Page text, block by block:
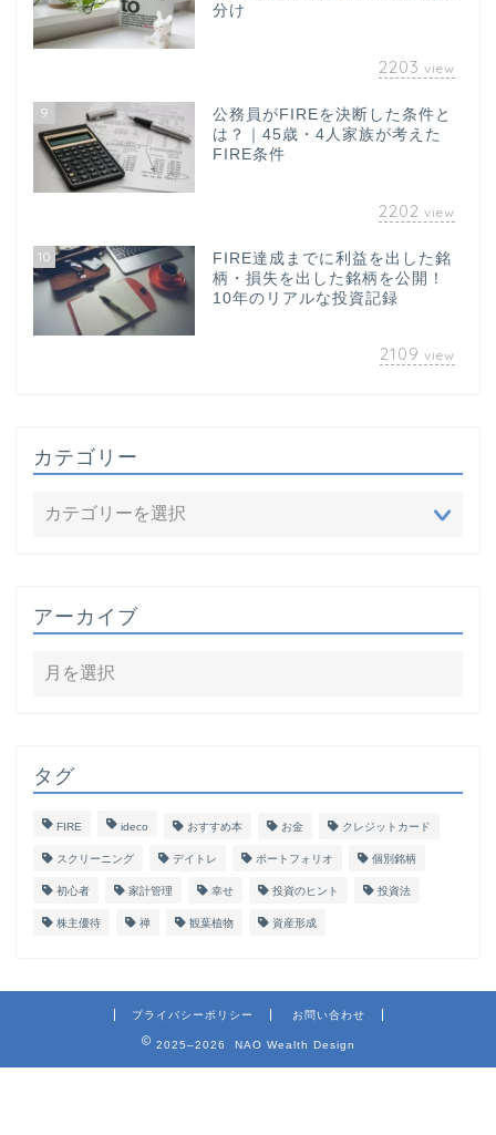
分け
2203 view
9
公務員がFIREを決断した条件と
は？｜45歳・4人家族が考えた
FIRE条件
2202 view
10
FIRE達成までに利益を出した銘
柄・損失を出した銘柄を公開！
10年のリアルな投資記録
2109 view
カテゴリー
アーカイブ
タグ
FIRE ideco おすすめ本 お金 クレジットカード
スクリーニング デイトレ ポートフォリオ 個別銘柄
初心者 家計管理 幸せ 投資のヒント 投資法
株主優待 禅 観葉植物 資産形成
プライバシーポリシー お問い合わせ
2025–2026 NAO Wealth Design